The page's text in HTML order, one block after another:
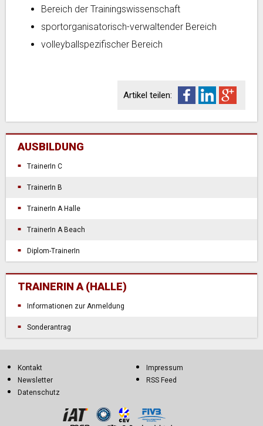
Bereich der Trainingswissenschaft
sportorganisatorisch-verwaltender Bereich
volleyballspezifischer Bereich
Artikel teilen:
AUSBILDUNG
TrainerIn C
TrainerIn B
TrainerIn A Halle
TrainerIn A Beach
Diplom-TrainerIn
TRAINERIN A (HALLE)
Informationen zur Anmeldung
Sonderantrag
Kontakt
Impressum
Newsletter
RSS Feed
Datenschutz